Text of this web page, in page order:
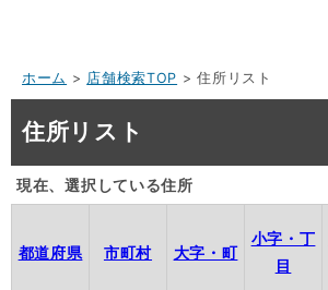
ホーム > 店舗検索TOP > 住所リスト
住所リスト
現在、選択している住所
都道府県 市町村 大字・町
小字・丁
目